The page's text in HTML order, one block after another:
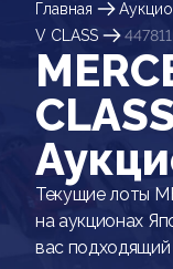
Главная
V CLASS
Текущие лоты
на аукционах
вас